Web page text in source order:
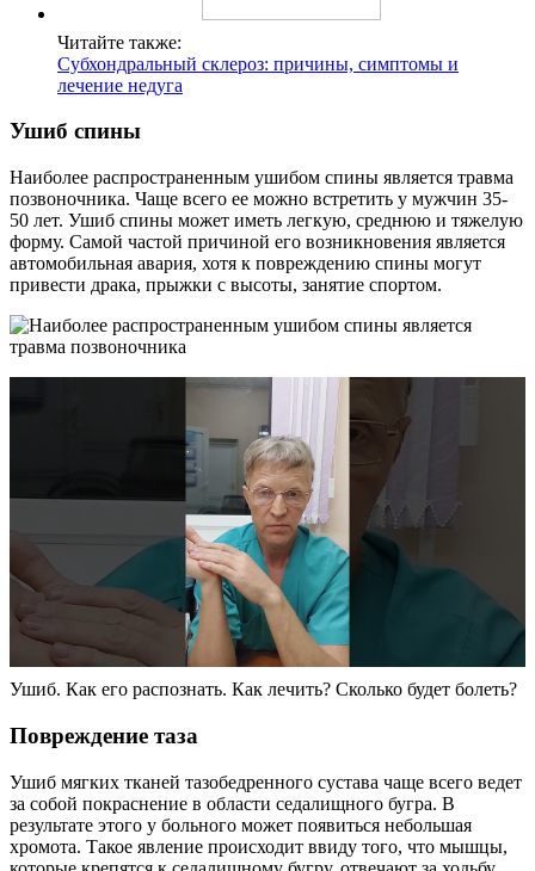
Читайте также:
Субхондральный склероз: причины, симптомы и
лечение недуга
Ушиб спины
Наиболее распространенным ушибом спины является травма
позвоночника. Чаще всего ее можно встретить у мужчин 35-
50 лет. Ушиб спины может иметь легкую, среднюю и тяжелую
форму. Самой частой причиной его возникновения является
автомобильная авария, хотя к повреждению спины могут
привести драка, прыжки с высоты, занятие спортом.
Ушиб. Как его распознать. Как лечить? Сколько будет болеть?
Повреждение таза
Ушиб мягких тканей тазобедренного сустава чаще всего ведет
за собой покраснение в области седалищного бугра. В
результате этого у больного может появиться небольшая
хромота. Такое явление происходит ввиду того, что мышцы,